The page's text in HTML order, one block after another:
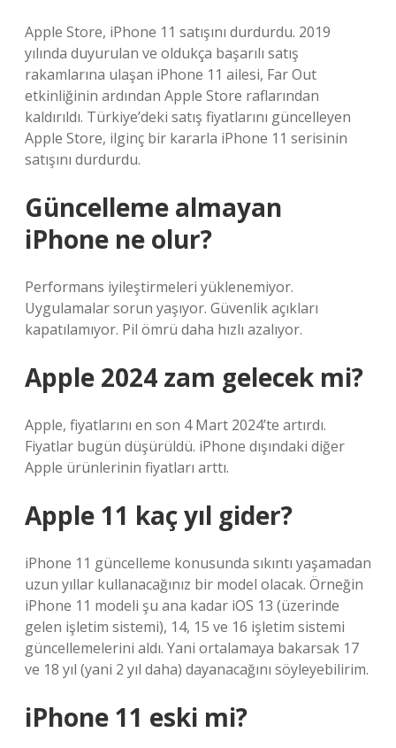
Apple Store, iPhone 11 satışını durdurdu. 2019
yılında duyurulan ve oldukça başarılı satış
rakamlarına ulaşan iPhone 11 ailesi, Far Out
etkinliğinin ardından Apple Store raflarından
kaldırıldı. Türkiye’deki satış fiyatlarını güncelleyen
Apple Store, ilginç bir kararla iPhone 11 serisinin
satışını durdurdu.
Güncelleme almayan
iPhone ne olur?
Performans iyileştirmeleri yüklenemiyor.
Uygulamalar sorun yaşıyor. Güvenlik açıkları
kapatılamıyor. Pil ömrü daha hızlı azalıyor.
Apple 2024 zam gelecek mi?
Apple, fiyatlarını en son 4 Mart 2024’te artırdı.
Fiyatlar bugün düşürüldü. iPhone dışındaki diğer
Apple ürünlerinin fiyatları arttı.
Apple 11 kaç yıl gider?
iPhone 11 güncelleme konusunda sıkıntı yaşamadan
uzun yıllar kullanacağınız bir model olacak. Örneğin
iPhone 11 modeli şu ana kadar iOS 13 (üzerinde
gelen işletim sistemi), 14, 15 ve 16 işletim sistemi
güncellemelerini aldı. Yani ortalamaya bakarsak 17
ve 18 yıl (yani 2 yıl daha) dayanacağını söyleyebilirim.
iPhone 11 eski mi?